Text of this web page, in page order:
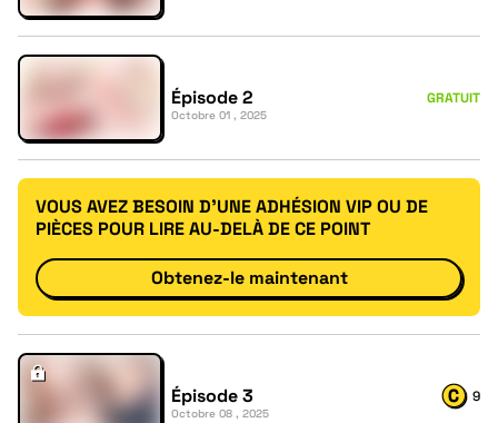
Épisode 2
Octobre 01 , 2025
GRATUIT
VOUS AVEZ BESOIN D'UNE ADHÉSION VIP OU DE
PIÈCES POUR LIRE AU-DELÀ DE CE POINT
Obtenez-le maintenant
Épisode 3
Octobre 08 , 2025
9